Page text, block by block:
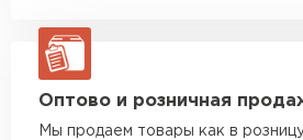
Оптово и розничная
Мы продаем товары как в